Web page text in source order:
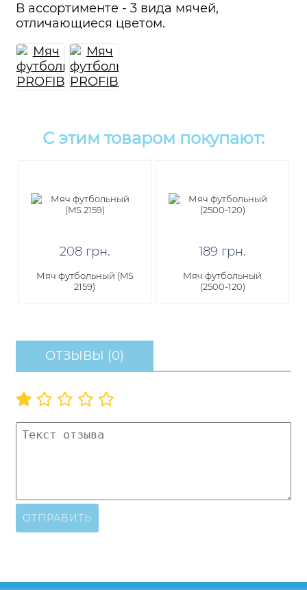
В ассортименте - 3 вида мячей,
отличающиеся цветом.
С этим товаром покупают:
208 грн.
Мяч футбольный (MS
2159)
189 грн.
Мяч футбольный
(2500-120)
ОТЗЫВЫ (0)
ОТПРАВИТЬ